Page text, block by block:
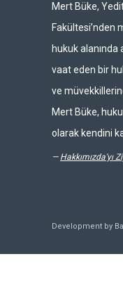
Mert Büke,
Fakültesi’nden
hukuk
vaat eden bir
ve
Mert Büke,
olarak kendini
— Hakkımızda'yı
Development by